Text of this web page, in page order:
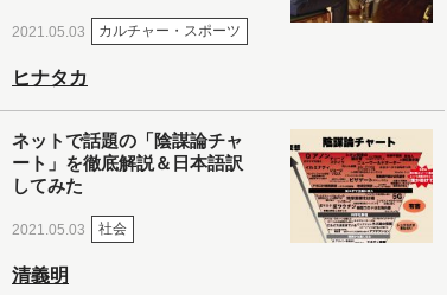
2021.05.03 カルチャー・スポーツ
ヒナタカ
ネットで話題の「陰謀論チャ
ート」を徹底解説＆日本語訳
してみた
2021.05.03 社会
清義明